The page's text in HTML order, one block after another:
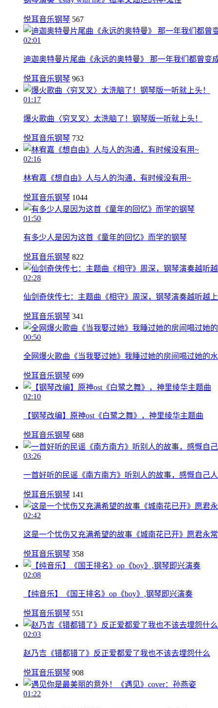
悦耳音乐钢琴 567
02:01
迪迦奥特曼片尾曲《永远的奥特曼》 那一年我们都曾变
悦耳音乐钢琴 963
01:17
爆火歌曲〈穷叉叉〉太洗脑了！钢琴版一听就上头！
悦耳音乐钢琴 732
02:16
林宥嘉《想自由》人与人的沟通，有时候没有用~
悦耳音乐钢琴 1044
01:50
有多少人是因为这首《童年的回忆》而学的钢琴
悦耳音乐钢琴 822
02:28
仙剑奇侠传七：主题曲《相守》周深，钢琴演奏越听越
悦耳音乐钢琴 341
00:50
全网爆火歌曲《当我娶过她》我睡过她的房间喝过她的
悦耳音乐钢琴 699
02:10
【钢琴改编】原神ost《白鹭之舞》，神里绫华主题曲
悦耳音乐钢琴 688
03:26
一首好听的民谣《南方南方》听别人的故事，感慨自己
悦耳音乐钢琴 141
02:42
这是一个忧伤又充满希望的故事《城南花已开》愿君永
悦耳音乐钢琴 358
02:08
【纯音乐】《国王排名》op《boy》,钢琴即兴演奏
悦耳音乐钢琴 551
02:03
赵乃吉《错都错了》反正爱都爱了我也不该去埋怨什么
悦耳音乐钢琴 908
01:22